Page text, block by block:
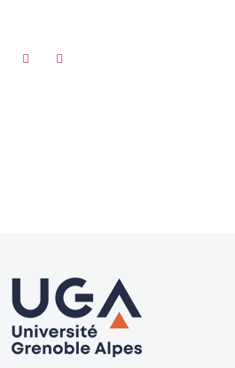
Partager sur Facebook
Partager sur LinkedIn